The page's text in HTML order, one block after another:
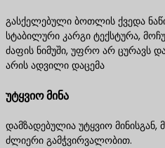
გასქელებული ბოთლის ქვედა
სტაბილური კარგი ტექსტურა,
ძაფის ნიმუში, უფრო არ ცურავს
არის ადვილი დაცემა
უტყვიო მინა
დამზადებულია უტყვიო
ძლიერი გამჭვირვალობით.